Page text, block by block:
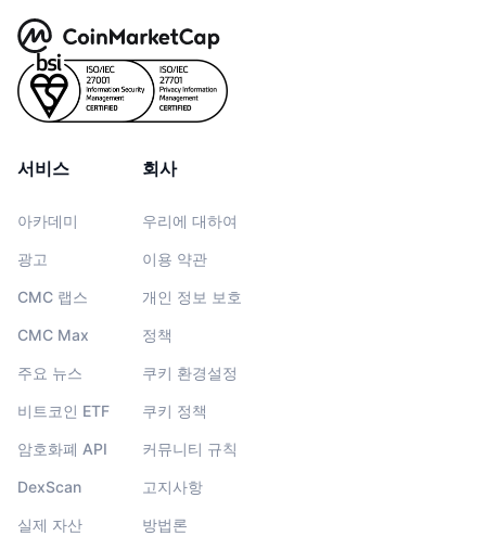
서비스
아카데미
광고
CMC 랩스
CMC Max
주요 뉴스
비트코인 ETF
암호화폐 API
DexScan
실제 자산
회사
우리에 대하여
이용 약관
개인 정보 보호
정책
쿠키 환경설정
쿠키 정책
커뮤니티 규칙
고지사항
방법론